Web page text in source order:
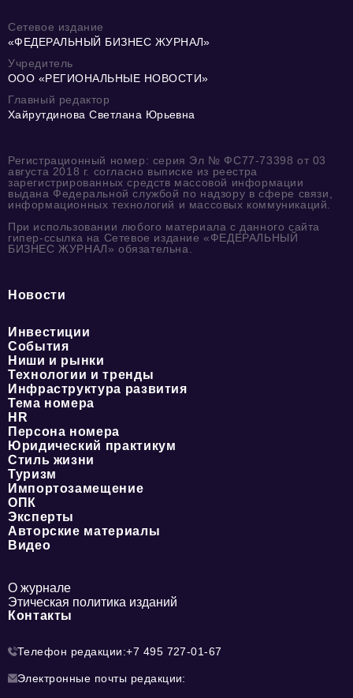
Сетевое издание
«ФЕДЕРАЛЬНЫЙ БИЗНЕС ЖУРНАЛ»
Учредитель
ООО «РЕГИОНАЛЬНЫЕ НОВОСТИ»
Главный редактор
Хайрутдинова Светлана Юрьевна
Регистрационный номер: серия Эл № ФС77-73398 от 03
августа 2018 г. согласно выписке из реестра
зарегистрированных средств массовой информации
выдана Федеральной службой по надзору в сфере связи,
информационных технологий и массовых коммуникаций.
При использовании любого материала с данного сайта
гипер-ссылка на Сетевое издание «ФЕДЕРАЛЬНЫЙ
БИЗНЕС ЖУРНАЛ» обязательна.
Новости
Инвестиции
События
Ниши и рынки
Технологии и тренды
Инфраструктура развития
Тема номера
HR
Персона номера
Юридический практикум
Стиль жизни
Туризм
Импортозамещение
ОПК
Эксперты
Авторские материалы
Видео
О журнале
Этическая политика изданий
Контакты
Телефон редакции:+7 495 727-01-67
Электронные почты редакции: